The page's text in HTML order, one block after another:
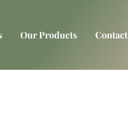
Our Products Contact